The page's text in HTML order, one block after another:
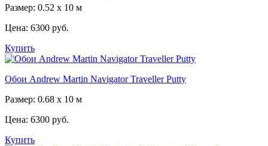
Размер: 0.52 x 10 м
Цена: 6300 руб.
Купить
Обои Andrew Martin Navigator Traveller Putty
Размер: 0.68 x 10 м
Цена: 6300 руб.
Купить